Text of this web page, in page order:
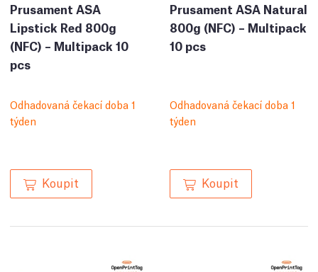
Prusament ASA
Lipstick Red 800g
(NFC) – Multipack 10
pcs
Odhadovaná čekací doba 1
týden
Koupit
Prusament ASA Natural
800g (NFC) – Multipack
10 pcs
Odhadovaná čekací doba 1
týden
Koupit